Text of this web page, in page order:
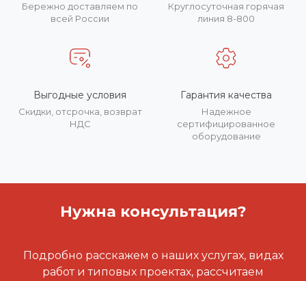
Бережно доставляем по
всей России
Круглосуточная горячая
линия 8-800
Выгодные условия
Скидки, отсрочка, возврат
НДС
Гарантия качества
Надежное
сертифицированное
оборудование
Нужна консультация?
Подробно расскажем о наших услугах, видах
работ и типовых проектах, рассчитаем